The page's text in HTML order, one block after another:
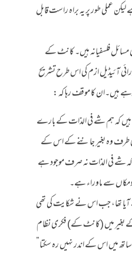
عملی طور پر یہ براہ راست قابل
مسائل فلسفیانہ ہیں۔ کانٹ کے
آئیڈیل ازم کی اس طرح تشریح
ہیں۔ان کا موقف رہا کہ :
کہ ہم شے فی الذات کے بارے
طرف وہ بغیر جاننے کے اس کے
کہ شے فی الذات نہ صرف موجود ہے
سے ماوراء ہے۔
تھا، جب اس نے شکایت کی تھی
میں (کانٹ کے) فکری نظام
میں اس کے اندر نہیں رہ سکتا”